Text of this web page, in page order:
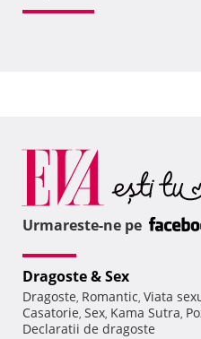
Urmareste-ne pe
Dragoste & Sex
Dragoste, Romantic, Viata
Casatorie, Sex, Kama Sutra,
Declaratii de dragoste